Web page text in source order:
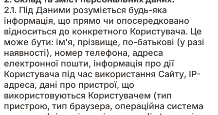
2.1. Під Даними розуміється будь-яка
інформація, що прямо чи опосередковано
відноситься до конкретного Користувача. Це
може бути: ім’я, прізвище, по-батькові (у разі
наявності), номер телефона, адреса
електронної пошти, інформація про дії
Користувача під час використання Сайту, IP-
адреса, дані про пристрої, що
використовуються Користувачем (тип
пристрою, тип браузера, операційна система